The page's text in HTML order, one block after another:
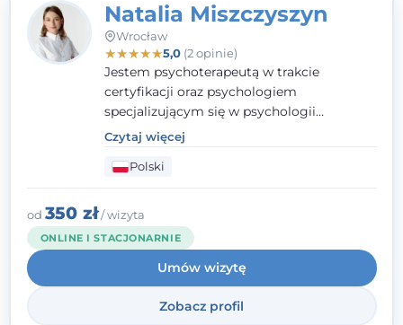
Natalia Miszczyszyn
Wrocław
★★★★★5,0(2 opinie)
Jestem psychoterapeutą w trakcie
certyfikacji oraz psychologiem
specjalizującym się w psychologii
klinicznej. Ukończyłam również studia
podyplomowe z Praktycznej Diagnozy
Psychologicznej. Aktywnie uczestniczę w
działalności Polskiego Towarzystwa
Psychiatrycznego oraz Polskiego
Towarzystwa Psychologicznego, a także
jestem członkiem nadzwyczajnym
Wielkopolskiego Towarzystwa Terapii
Systemowej.
Czytaj więcej
Polski
od 350 zł/ wizyta
ONLINE I STACJONARNIE
Umów wizytę
Zobacz profil